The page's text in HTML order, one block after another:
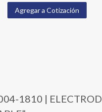
Agregar a Cotización
1810 |